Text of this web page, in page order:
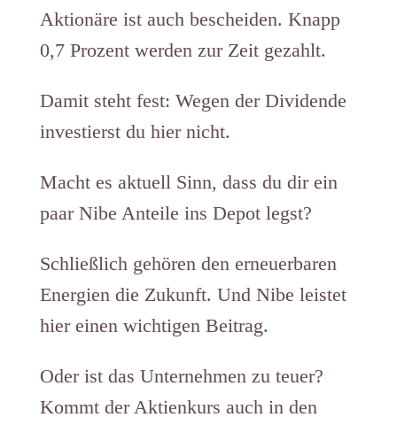
Aktionäre ist auch bescheiden. Knapp
0,7 Prozent werden zur Zeit gezahlt.
Damit steht fest: Wegen der Dividende
investierst du hier nicht.
Macht es aktuell Sinn, dass du dir ein
paar Nibe Anteile ins Depot legst?
Schließlich gehören den erneuerbaren
Energien die Zukunft. Und Nibe leistet
hier einen wichtigen Beitrag.
Oder ist das Unternehmen zu teuer?
Kommt der Aktienkurs auch in den